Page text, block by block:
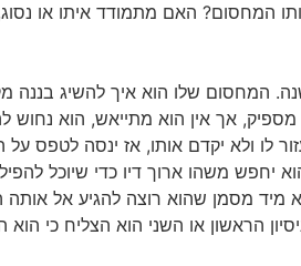
המחסום? האם מתמודד איתו או
המחסום שלו הוא איך להשיג בננה
מספיק, אך אין הוא מתייאש, הוא
לו ולא יקדם אותו, אז ינסה
יחפש משהו ארוך דיו כדי שיוכל
מיד מסמן שהוא רוצה להגיע אל
הראשון או השני הוא הצליח כי